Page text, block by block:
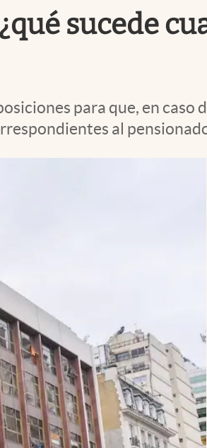
sucede
para que, en
al